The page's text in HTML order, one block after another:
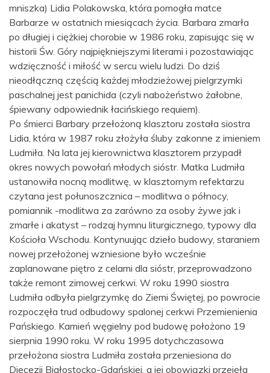
mniszka) Lidia Polakowska, która pomogła matce
Barbarze w ostatnich miesiącach życia. Barbara zmarła
po długiej i ciężkiej chorobie w 1986 roku, zapisując się w
historii Św. Góry najpiękniejszymi literami i pozostawiając
wdzięczność i miłość w sercu wielu ludzi. Do dziś
nieodłączną częścią każdej młodzieżowej pielgrzymki
paschalnej jest panichida (czyli nabożeństwo żałobne,
śpiewany odpowiednik łacińskiego requiem).
Po śmierci Barbary przełożoną klasztoru została siostra
Lidia, która w 1987 roku złożyła śluby zakonne z imieniem
Ludmiła. Na lata jej kierownictwa klasztorem przypadł
okres nowych powołań młodych sióstr. Matka Ludmiła
ustanowiła nocną modlitwę, w klasztornym refektarzu
czytana jest połunoszcznica – modlitwa o północy,
pomiannik -modlitwa za zarówno za osoby żywe jak i
zmarłe i akatyst – rodzaj hymnu liturgicznego, typowy dla
Kościoła Wschodu. Kontynuując dzieło budowy, staraniem
nowej przełożonej wzniesione było wcześnie
zaplanowane piętro z celami dla sióstr, przeprowadzono
także remont zimowej cerkwi. W roku 1990 siostra
Ludmiła odbyła pielgrzymkę do Ziemi Świętej, po powrocie
rozpoczęła trud odbudowy spalonej cerkwi Przemienienia
Pańskiego. Kamień węgielny pod budowę położono 19
sierpnia 1990 roku. W roku 1995 dotychczasowa
przełożona siostra Ludmiła została przeniesiona do
Diecezji Białostocko-Gdańskiej, a jej obowiązki przejęła